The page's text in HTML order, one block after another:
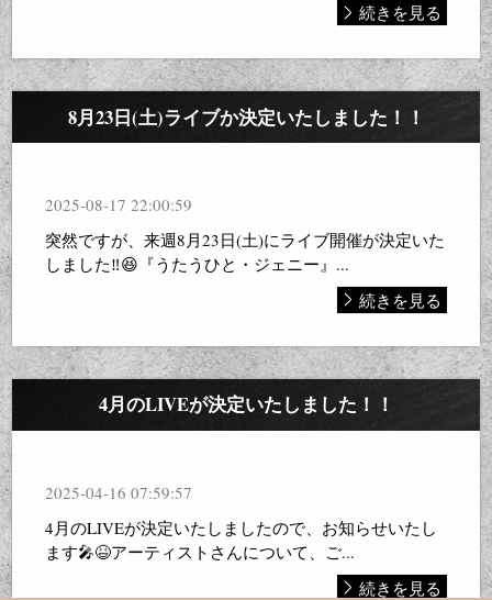
続きを見る
8月23日(土)ライブか決定いたしました！！
2025-08-17 22:00:59
突然ですが、来週8月23日(土)にライブ開催が決定いた
しました‼️😆『うたうひと・ジェニー』...
続きを見る
4月のLIVEが決定いたしました！！
2025-04-16 07:59:57
4月のLIVEが決定いたしましたので、お知らせいたし
ます🎤😆アーティストさんについて、ご...
続きを見る